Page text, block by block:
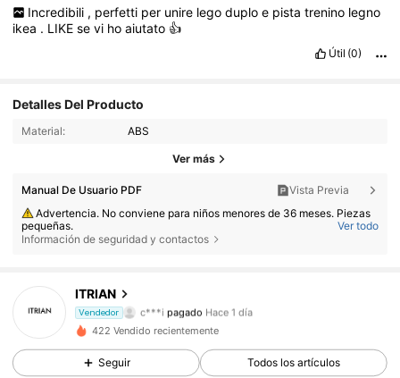
Incredibili , perfetti per unire lego duplo e pista trenino legno
ikea . LIKEsevi hoaiutato 👍
Útil (0)
Detalles Del Producto
Material: ABS
Ver más
Manual De Usuario PDF
Vista Previa
Advertencia. No conviene para niños menores de 36 meses. Piezas
pequeñas.
Advertencia. Utilícese bajo la vigilancia directa de un adulto.
Ver todo
Información de seguridad y contactos
ITRIAN
Vendedor
f***8 seguido haceHace 1 día
4,78
18 Seguidores
422 Vendido recientemente
Seguir Todos los artículos